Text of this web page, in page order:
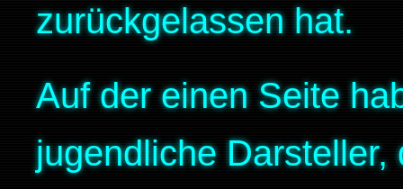
zurückgelassen hat.
Auf der einen Seite
jugendliche